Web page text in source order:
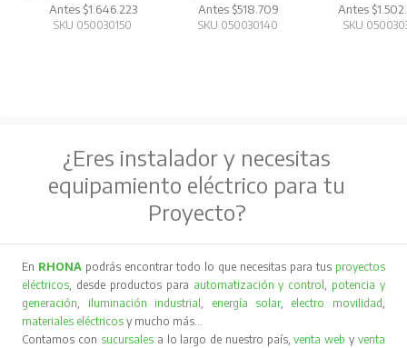
Antes $1.646.223
SKU 050030150
Antes $518.709
SKU 050030140
Antes
SKU
¿Eres instalador y necesitas
equipamiento eléctrico para tu
Proyecto?
En RHONA podrás encontrar todo lo que necesitas para tus proyectos
eléctricos , desde productos para automatización y control
potencia y
generación
iluminación industrial energía solar, electro movilidad
materiales eléctricos y mucho más…
Contamos con sucursales a lo largo de nuestro país,venta web y venta